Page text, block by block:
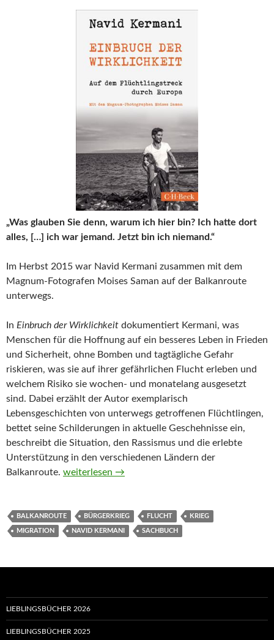
„Was glauben Sie denn, warum ich hier bin? Ich hatte dort
alles, […] ich war jemand. Jetzt bin ich niemand.“
Im Herbst 2015 war Navid Kermani zusammen mit dem
Magnum-Fotografen Moises Saman auf der Balkanroute
unterwegs.
In Einbruch der Wirklichkeit dokumentiert Kermani, was
Menschen für die Hoffnung auf ein besseres Leben in Frieden
und Sicherheit, ohne Bomben und tagtägliche Gefahr
riskieren, was sie auf ihrer gefährlichen Flucht erleben und
welchem Risiko sie wochen- und monatelang ausgesetzt
sind. Dabei erzählt der Autor exemplarisch
Lebensgeschichten von unterwegs getroffenen Flüchtlingen,
bettet seine Schilderungen in aktuelle Geschehnisse ein,
beschreibt die Situation, den Rassismus und die erlebte
Unterstützung in den verschiedenen Ländern der
Balkanroute. Einbruch der Wirklichkeit von Navid Kermani
weiterlesen →
BALKANROUTE BÜRGERKRIEG FLUCHT KRIEG
MIGRATION NAVID KERMANI SACHBUCH
LIEBLINGSBÜCHER 2026
LIEBLINGSBÜCHER 2025